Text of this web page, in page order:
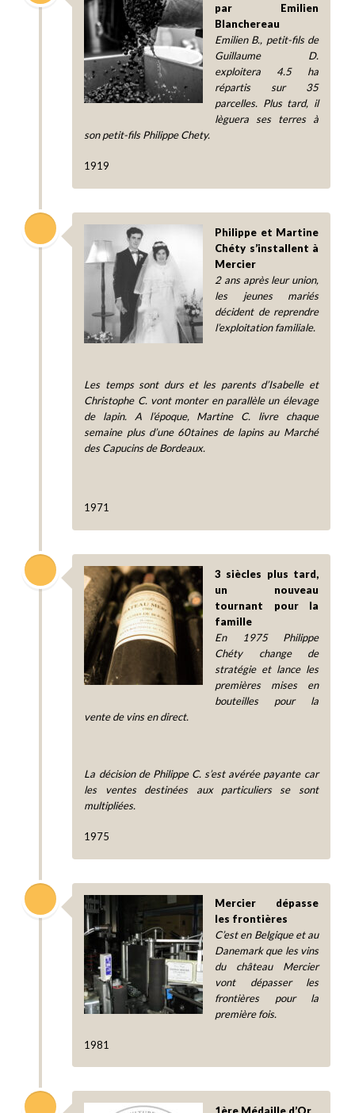
par Emilien
Blanchereau
Emilien B., petit-fils de
Guillaume D.
exploitera 4.5 ha
répartis sur 35
parcelles. Plus tard, il
lèguera ses terres à
son petit-fils Philippe Chety.
1919
Philippe et Martine
Chéty s’installent à
Mercier
2 ans après leur union,
les jeunes mariés
décident de reprendre
l’exploitation familiale.
Les temps sont durs et les parents d’Isabelle et
Christophe C. vont monter en parallèle un élevage
de lapin. A l’époque, Martine C. livre chaque
semaine plus d’une 60taines de lapins au Marché
des Capucins de Bordeaux.
1971
3 siècles plus tard,
un nouveau
tournant pour la
famille
En 1975 Philippe
Chéty change de
stratégie et lance les
premières mises en
bouteilles pour la
vente de vins en direct.
La décision de Philippe C. s’est avérée payante car
les ventes destinées aux particuliers se sont
multipliées.
1975
Mercier dépasse
les frontières
C’est en Belgique et au
Danemark que les vins
du château Mercier
vont dépasser les
frontières pour la
première fois.
1981